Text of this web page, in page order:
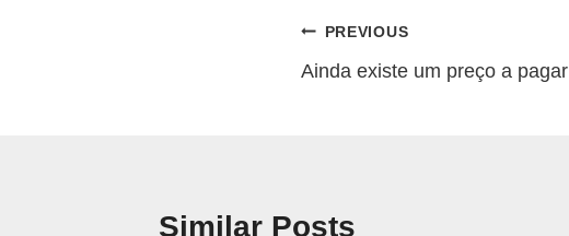
Navegação
de
PREVIOUS
Ainda existe um preço a pagar
Similar Posts